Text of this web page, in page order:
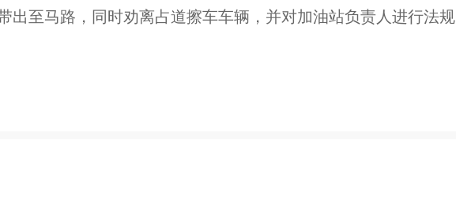
出至马路，同时劝离占道擦车车辆，并对加油站负责人进行法规